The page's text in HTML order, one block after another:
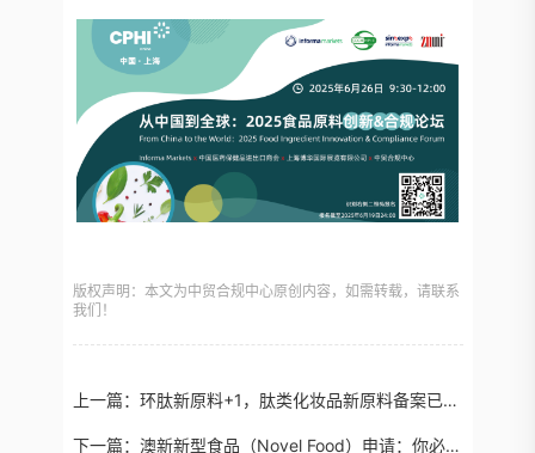
版权声明：本文为中贸合规中心原创内容，如需转载，请联系
我们！
上一篇： 环肽新原料+1，肽类化妆品新原料备案已近 30 款！
下一篇： 澳新新型食品（Novel Food）申请：你必须知道的那些事